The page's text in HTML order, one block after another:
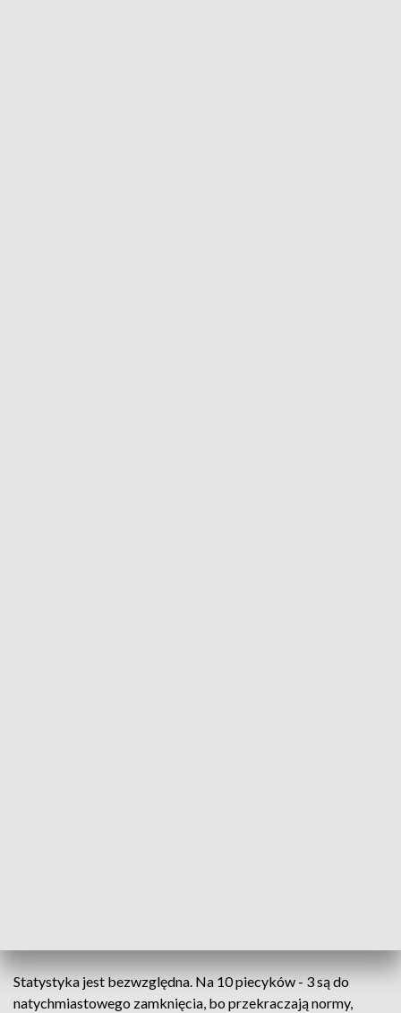
Statystyka jest bezwzględna. Na 10 piecyków - 3 są do
natychmiastowego zamknięcia, bo przekraczają normy,